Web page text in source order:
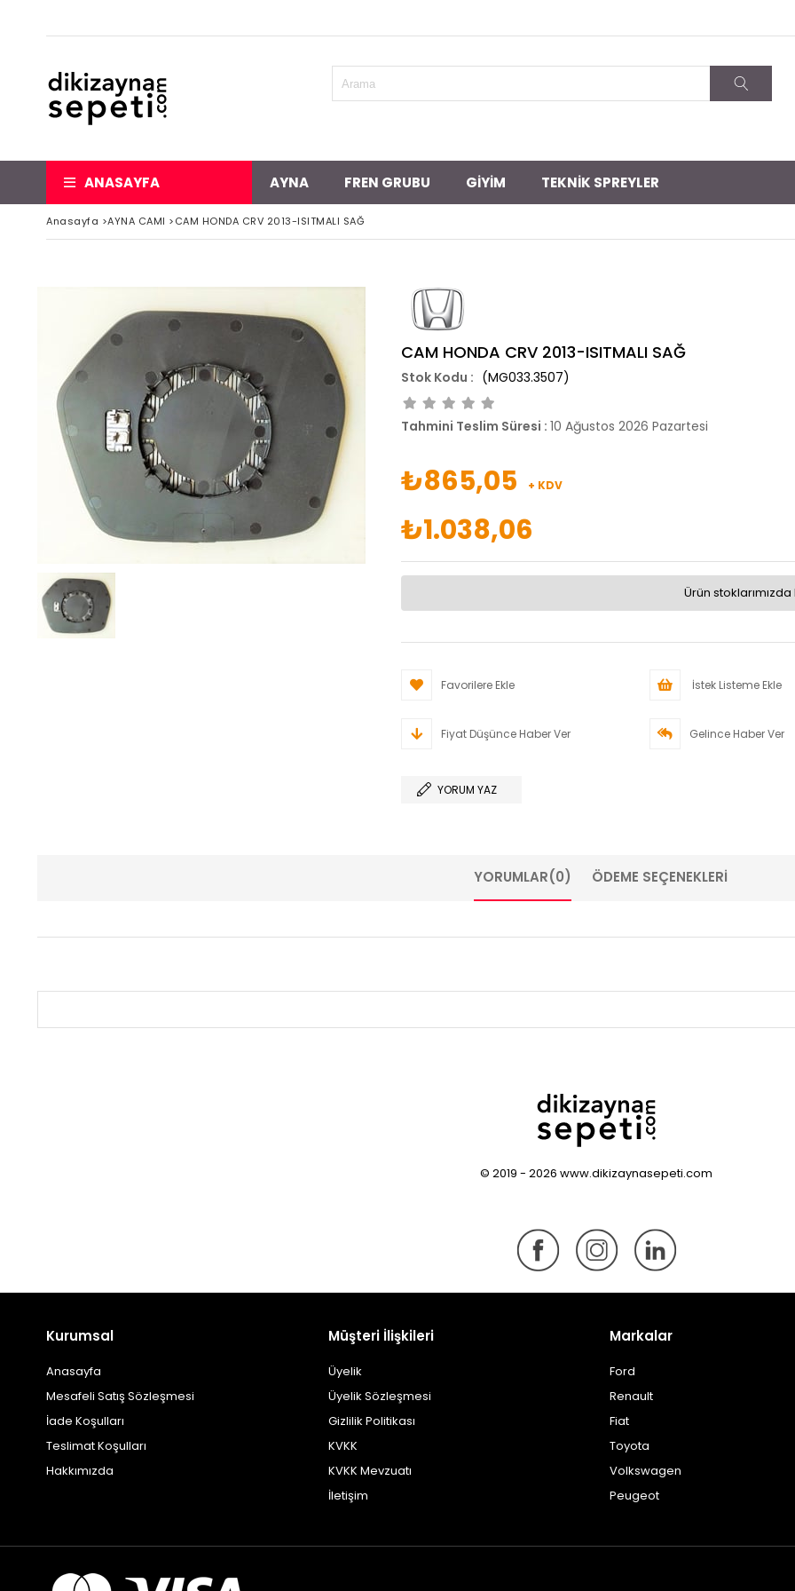
ANASAYFA AYNA FREN GRUBU GİYİM TEKNİK SPREYLER
Anasayfa >AYNA CAMI >CAM HONDA CRV 2013-ISITMALI SAĞ
CAM HONDA CRV 2013-ISITMALI SAĞ
(MG033.3507)
Tahmini Teslim Süresi : 10 Ağustos 2026 Pazartesi
₺865,05 + KDV
₺1.038,06
Ürün stoklarımızda
Favorilere Ekle İstek Listeme Ekle
Fiyat Düşünce Haber Ver Gelince Haber Ver
YORUM YAZ
YORUMLAR(0) ÖDEME SEÇENEKLERI
© 2019 - 2026 www.dikizaynasepeti.com
Kurumsal
Anasayfa
Mesafeli Satış Sözleşmesi
İade Koşulları
Teslimat Koşulları
Hakkımızda
Müşteri İlişkileri
Üyelik
Üyelik Sözleşmesi
Gizlilik Politikası
KVKK
KVKK Mevzuatı
İletişim
Markalar
Ford
Renault
Fiat
Toyota
Volkswagen
Peugeot